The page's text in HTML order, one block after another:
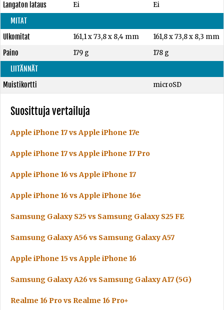
Langaton lataus
Ei
Ei
MITAT
Ulkomitat
161,1 x 73,8 x 8,4 mm
161,8 x 73,8 x 8,3 mm
Paino
179 g
178 g
LIITÄNNÄT
Muistikortti
microSD
Suosittuja vertailuja
Apple iPhone 17 vs Apple iPhone 17e
Apple iPhone 17 vs Apple iPhone 17 Pro
Apple iPhone 16 vs Apple iPhone 17
Apple iPhone 16 vs Apple iPhone 16e
Samsung Galaxy S25 vs Samsung Galaxy S25 FE
Samsung Galaxy A56 vs Samsung Galaxy A57
Apple iPhone 15 vs Apple iPhone 16
Samsung Galaxy A26 vs Samsung Galaxy A17 (5G)
Realme 16 Pro vs Realme 16 Pro+